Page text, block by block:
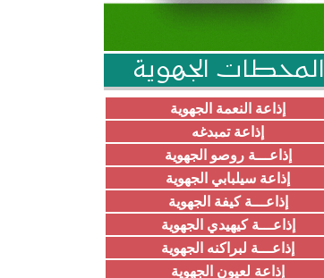
المحطات الجهوية
إذاعة النعمة الجهوية
إذاعة تمبدغه
إذاعـــة روصو الجهوية
إذاعة سيلبابي الجهوية
إذاعـــة كيفة الجهوية
إذاعـــة كيهيدي الجهوية
إذاعـــة لبراكنه الجهوية
إذاعة لعيون الجهوية